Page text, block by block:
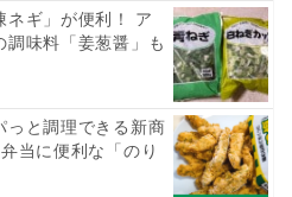
ネギ」が便利！ ア
調味料「姜葱醤」も
っと調理できる新商
当に便利な「のり